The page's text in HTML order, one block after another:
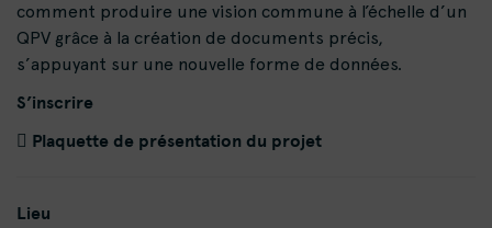
comment produire une vision commune à l’échelle d’un
QPV grâce à la création de documents précis,
s’appuyant sur une nouvelle forme de données.
S’inscrire
Plaquette de présentation du projet
Lieu